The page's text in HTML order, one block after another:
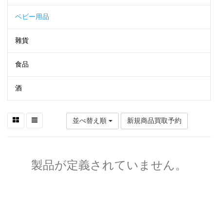
ベビー用品
雜貨
食品
酒
並べ替え順 新規商品買取予約
製品が定義されていません。